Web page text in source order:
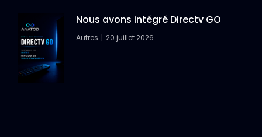
Nous avons intégré Directv GO
Autres 20 juillet 2026